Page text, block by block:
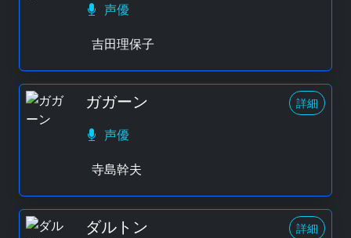
声優
吉田理保子
ガガーン 詳細
声優
寺島幹夫
ダルトン 詳細